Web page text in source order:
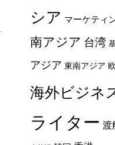
シア マーケティ
南アジア 台湾
アジア 東南アジア
海外ビジネ
ライター 渡